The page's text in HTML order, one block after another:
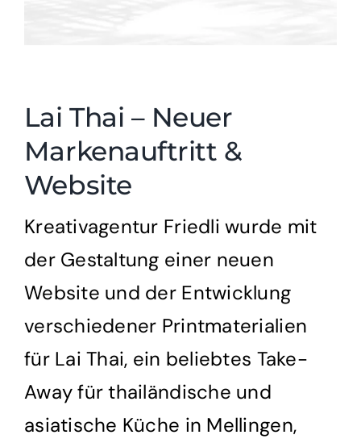
Lai Thai – Neuer
Markenauftritt &
Website
Kreativagentur Friedli wurde mit
der Gestaltung einer neuen
Website und der Entwicklung
verschiedener Printmaterialien
für Lai Thai, ein beliebtes Take-
Away für thailändische und
asiatische Küche in Mellingen,